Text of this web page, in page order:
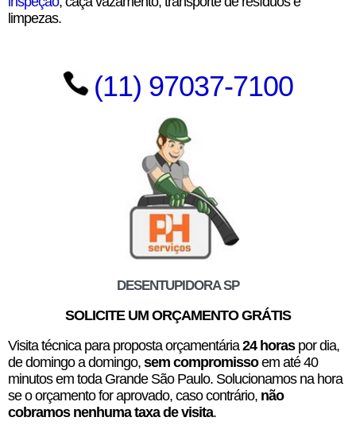
limpezas.
(11) 97037-7100
DESENTUPIDORA SP
SOLICITE UM ORÇAMENTO GRÁTIS
Visita técnica para proposta orçamentária24 horaspor dia,
de domingo a domingo, sem compromissoem até 40
minutos em toda Grande São Paulo. Solucionamos na hora
se o orçamento for aprovado, caso contrário, não
cobramos nenhuma taxa de visita.